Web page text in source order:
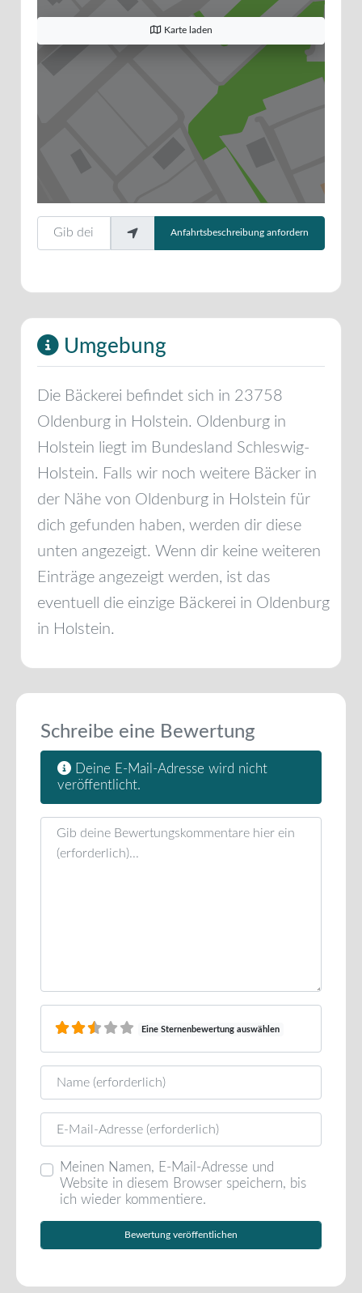
Karte laden
Gib deinen Standort ein.
Anfahrtsbeschreibung anfordern
Umgebung
Die Bäckerei befindet sich in 23758
Oldenburg in Holstein. Oldenburg in
Holstein liegt im Bundesland Schleswig-
Holstein. Falls wir noch weitere Bäcker in
der Nähe von Oldenburg in Holstein für
dich gefunden haben, werden dir diese
unten angezeigt. Wenn dir keine weiteren
Einträge angezeigt werden, ist das
eventuell die einzige Bäckerei in Oldenburg
in Holstein.
Schreibe eine Bewertung
Deine E-Mail-Adresse wird nicht
veröffentlicht.
Rezensionstext
Eine Sternenbewertung auswählen
Name
E-Mail
Meinen Namen, E-Mail-Adresse und
Website in diesem Browser speichern, bis
ich wieder kommentiere.